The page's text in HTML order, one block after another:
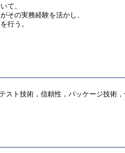
て、
その実務経験を活かし、
行う。
スト技術，信頼性，パッケージ技術